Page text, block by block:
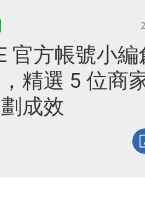
官方帳號小編
精選 5 位商
成效